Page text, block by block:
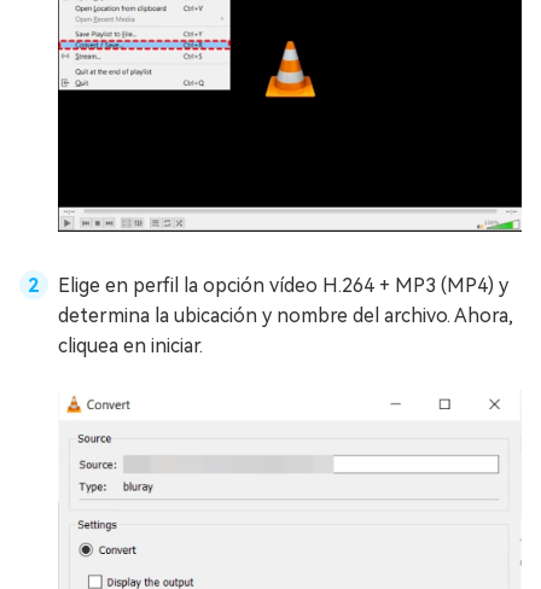
Elige en perfil la opción vídeo H.264 + MP3 (MP4) y
determina la ubicación y nombre del archivo. Ahora,
cliquea en iniciar.